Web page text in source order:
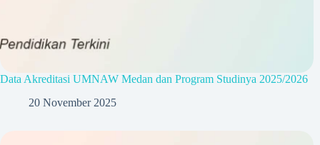
Data Akreditasi UMNAW Medan dan Program Studinya 2025/2026
20 November 2025